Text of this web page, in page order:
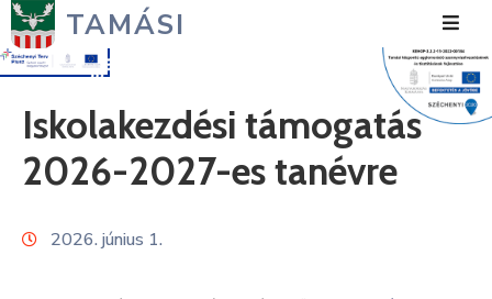
TAMÁSI
Polgármesteri
Iskolakezdési támogatás
2026-2027-es tanévre
2026. június 1.